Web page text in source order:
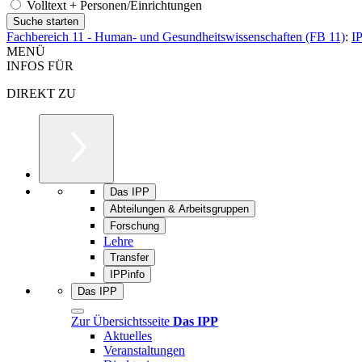
Volltext + Personen/Einrichtungen
Fachbereich 11 - Human- und Gesundheitswissenschaften (FB 11):
MENÜ
INFOS FÜR
DIREKT ZU
Das IPP
Abteilungen & Arbeitsgruppen
Forschung
Lehre
Transfer
IPPinfo
Das IPP
Zur Übersichtsseite Das IPP
Aktuelles
Veranstaltungen